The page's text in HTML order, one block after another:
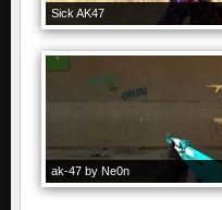
Sick AK47
ak-47 by Ne0n